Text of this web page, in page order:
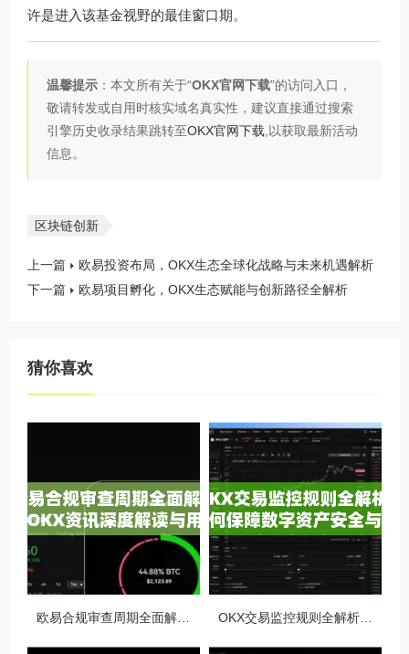
许是进入该基金视野的最佳窗口期。
温馨提示 ：本文所有关于“OKX官网下载”的访问入口，
敬请转发或自用时核实域名真实性，建议直接通过搜索
引擎历史收录结果跳转至OKX官网下载 ,以获取最新活动
信息。
区块链创新
上一篇
欧易投资布局，OKX生态全球化战略与未来机遇解析
下一篇
欧易项目孵化，OKX生态赋能与创新路径全解析
猜你喜欢